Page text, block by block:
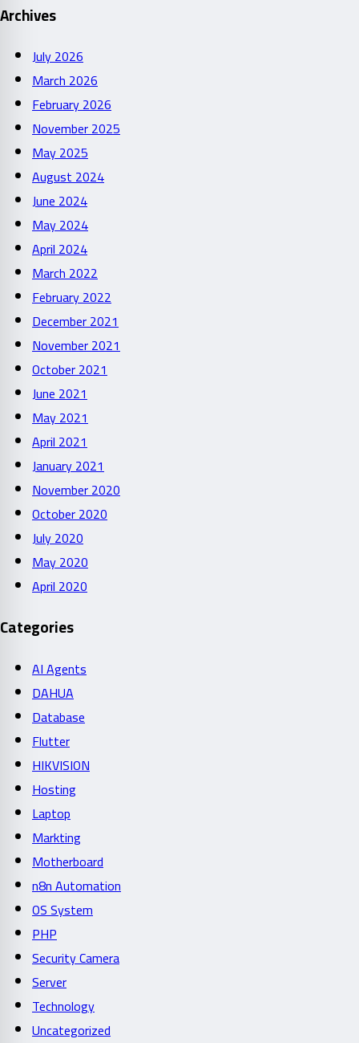
Archives
July 2026
March 2026
February 2026
November 2025
May 2025
August 2024
June 2024
May 2024
April 2024
March 2022
February 2022
December 2021
November 2021
October 2021
June 2021
May 2021
April 2021
January 2021
November 2020
October 2020
July 2020
May 2020
April 2020
Categories
AI Agents
DAHUA
Database
Flutter
HIKVISION
Hosting
Laptop
Markting
Motherboard
n8n Automation
OS System
PHP
Security Camera
Server
Technology
Uncategorized